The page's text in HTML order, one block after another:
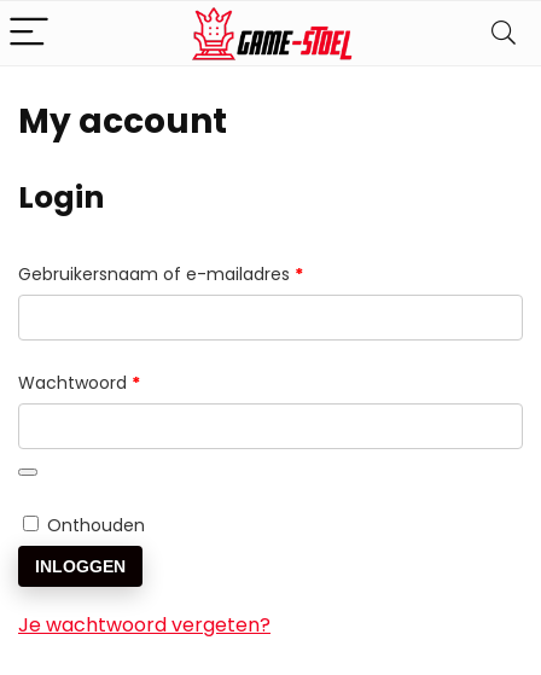
My account
Login
Gebruikersnaam of e-mailadres *Vereist
Wachtwoord *Vereist
Onthouden
INLOGGEN
Je wachtwoord vergeten?